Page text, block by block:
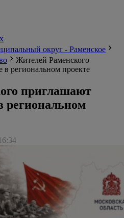
округ - Раменское
Жителей Раменского
в региональном проекте
приглашают
региональном